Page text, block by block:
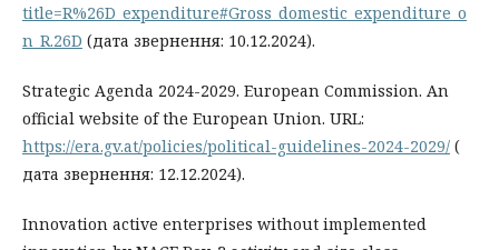
title=R%26D_expenditure#Gross_domestic_expenditure_o
n_R.26D (дата звернення: 10.12.2024).
Strategic Agenda 2024-2029. European Commission. An
official website of the European Union. URL:
https://era.gv.at/policies/political-guidelines-2024-2029/ (
дата звернення: 12.12.2024).
Innovation active enterprises without implemented